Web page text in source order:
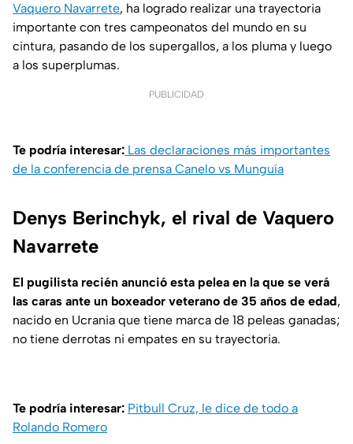
Vaquero Navarrete, ha logrado realizar una trayectoria
importante con tres campeonatos del mundo en su
cintura, pasando de los supergallos, a los pluma y luego
a los superplumas.
PUBLICIDAD
Te podría interesar: Las declaraciones más importantes
de la conferencia de prensa Canelo vs Munguía
Denys Berinchyk, el rival de Vaquero
Navarrete
El pugilista recién anunció esta pelea en la que se verá
las caras ante un boxeador veterano de 35 años de edad,
nacido en Ucrania que tiene marca de 18 peleas ganadas;
no tiene derrotas ni empates en su trayectoria.
Te podría interesar: Pitbull Cruz, le dice de todo a
Rolando Romero